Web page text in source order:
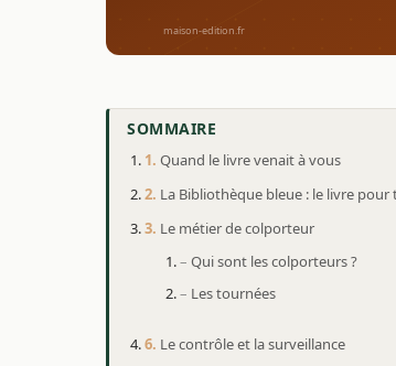
SOMMAIRE
Quand le livre venait à vous
La Bibliothèque bleue : le livre pour
Le métier de colporteur
Qui sont les colporteurs ?
Les tournées
Le contrôle et la surveillance